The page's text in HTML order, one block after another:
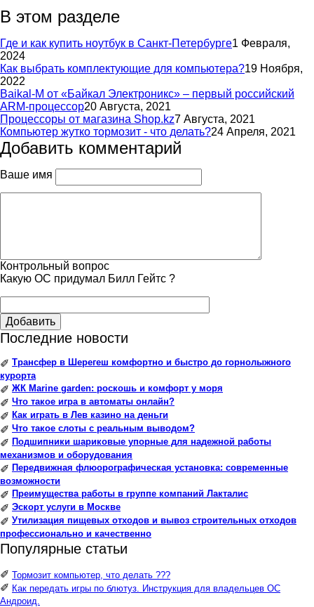
В этом разделе
Где и как купить ноутбук в Санкт-Петербурге1 Февраля,
2024
Как выбрать комплектующие для компьютера?19 Ноября,
2022
Baikal-M от «Байкал Электроникс» – первый российский
ARM-процессор20 Августа, 2021
Процессоры от магазина Shop.kz7 Августа, 2021
Компьютер жутко тормозит - что делать?24 Апреля, 2021
Добавить комментарий
Ваше имя
Контрольный вопрос
Какую ОС придумал Билл Гейтс ?
Добавить
Последние новости
✐ Трансфер в Шерегеш комфортно и быстро до горнолыжного
курорта
✐ ЖК Marine garden: роскошь и комфорт у моря
✐ Что такое игра в автоматы онлайн?
✐ Как играть в Лев казино на деньги
✐ Что такое слоты с реальным выводом?
✐ Подшипники шариковые упорные для надежной работы
механизмов и оборудования
✐ Передвижная флюорографическая установка: современные
возможности
✐ Преимущества работы в группе компаний Лакталис
✐ Эскорт услуги в Москве
✐ Утилизация пищевых отходов и вывоз строительных отходов
профессионально и качественно
Популярные статьи
✐ Тормозит компьютер, что делать ???
✐ Как передать игры по блютуз. Инструкция для владельцев ОС
Андроид.